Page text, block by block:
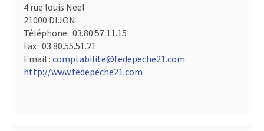
4 rue louis Neel
21000 DIJON
Téléphone : 03.80.57.11.15
Fax : 03.80.55.51.21
Email : comptabilite@fedepeche21.com
http://www.fedepeche21.com